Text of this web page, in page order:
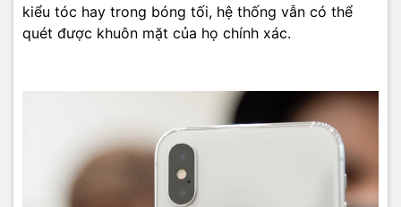
kiểu tóc hay trong bóng tối, hệ thống vẫn có thể
quét được khuôn mặt của họ chính xác.